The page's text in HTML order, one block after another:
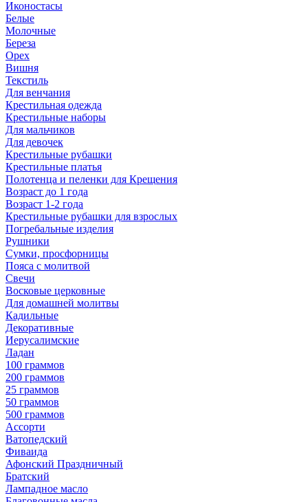
Иконостасы
Белые
Молочные
Береза
Орех
Вишня
Текстиль
Для венчания
Крестильная одежда
Крестильные наборы
Для мальчиков
Для девочек
Крестильные рубашки
Крестильные платья
Полотенца и пеленки для Крещения
Возраст до 1 года
Возраст 1-2 года
Крестильные рубашки для взрослых
Погребальные изделия
Рушники
Сумки, просфорницы
Пояса с молитвой
Свечи
Восковые церковные
Для домашней молитвы
Кадильные
Декоративные
Иерусалимские
Ладан
100 граммов
200 граммов
25 граммов
50 граммов
500 граммов
Ассорти
Ватопедский
Фиваида
Афонский Праздничный
Братский
Лампадное масло